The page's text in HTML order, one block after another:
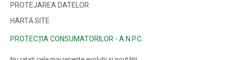
PROTEJAREA DATELOR
HARTĂ SITE
PROTECȚIA CONSUMATORILOR - A.N.P.C.